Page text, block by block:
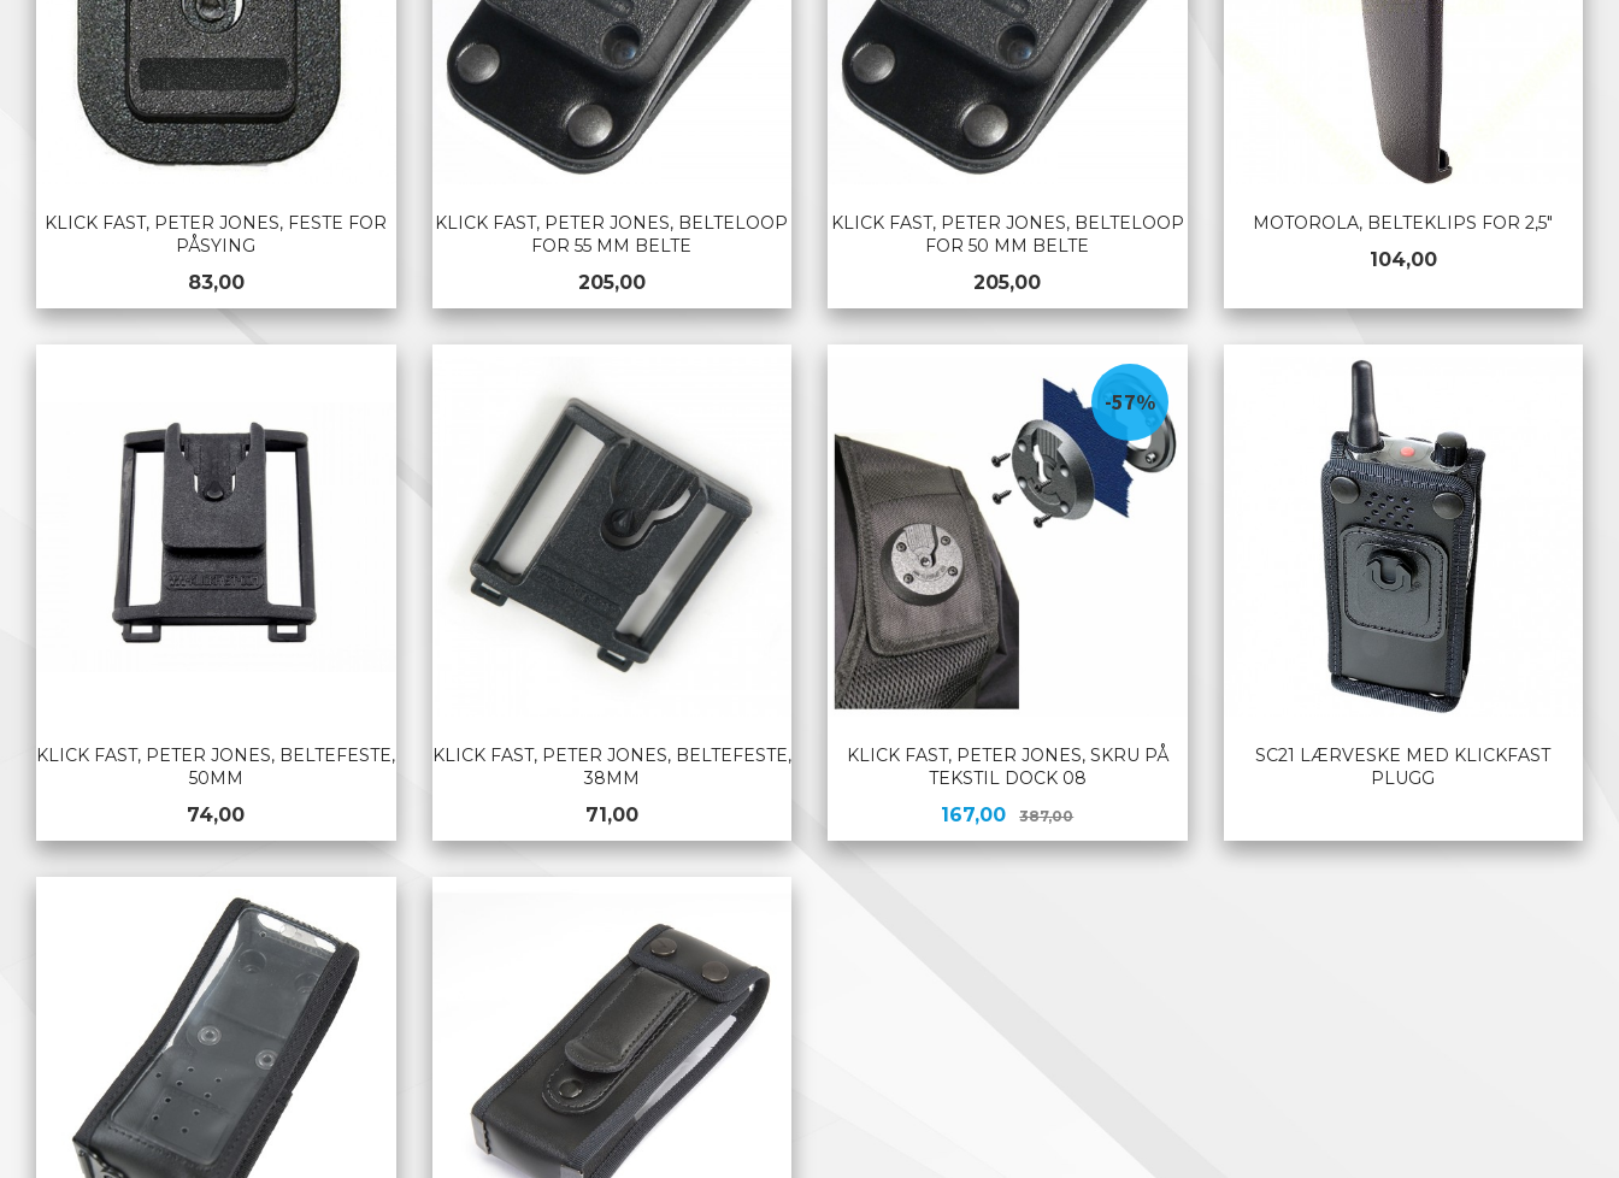
KLICK FAST, PETER JONES, FESTE FOR
PÅSYING
Pris
83,00
KLICK FAST, PETER JONES, BELTELOOP
FOR 55 MM BELTE
Pris
205,00
KLICK FAST, PETER JONES, BELTELOOP
FOR 50 MM BELTE
Pris
205,00
MOTOROLA, BELTEKLIPS FOR 2,5"
Pris
104,00
KLICK FAST, PETER JONES, BELTEFESTE,
50MM
Pris
74,00
KLICK FAST, PETER JONES, BELTEFESTE,
38MM
Pris
71,00
KLICK FAST, PETER JONES, SKRU PÅ
TEKSTIL DOCK 08
Tilbud
167,00 387,00Rabatt
-57%
SC21 LÆRVESKE MED KLICKFAST
PLUGG